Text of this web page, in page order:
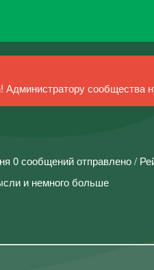
сообщества
0 сообщений отправлено /
и немного больше